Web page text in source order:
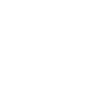
পারে ভারতেও! সীমান্তে